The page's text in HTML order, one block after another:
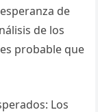
de
de los
probable que
Los